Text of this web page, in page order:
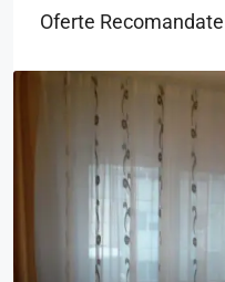
Oferte Recomandate